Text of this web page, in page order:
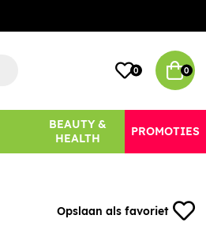
0 0
BEAUTY &
HEALTH
PROMOTIES
Opslaan als favoriet